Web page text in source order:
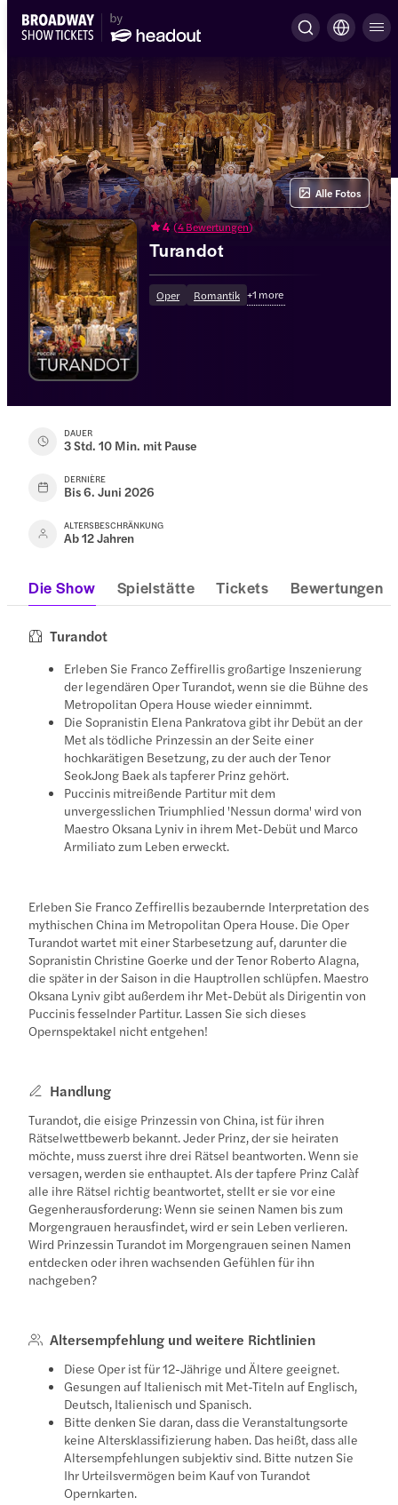
4 (4 Bewertungen)
Turandot
Oper Romantik +1 more
Alle Fotos
DAUER
3 Std. 10 Min. mit Pause
DERNIÈRE
Bis 6. Juni 2026
ALTERSBESCHRÄNKUNG
Ab 12 Jahren
Die Show Spielstätte Tickets Bewertungen
Turandot
Erleben Sie Franco Zeffirellis großartige Inszenierung
der legendären Oper Turandot, wenn sie die Bühne des
Metropolitan Opera House wieder einnimmt.
Die Sopranistin Elena Pankratova gibt ihr Debüt an der
Met als tödliche Prinzessin an der Seite einer
hochkarätigen Besetzung, zu der auch der Tenor
SeokJong Baek als tapferer Prinz gehört.
Puccinis mitreißende Partitur mit dem
unvergesslichen Triumphlied 'Nessun dorma' wird von
Maestro Oksana Lyniv in ihrem Met-Debüt und Marco
Armiliato zum Leben erweckt.
Erleben Sie Franco Zeffirellis bezaubernde Interpretation des
mythischen China im Metropolitan Opera House. Die Oper
Turandot wartet mit einer Starbesetzung auf, darunter die
Sopranistin Christine Goerke und der Tenor Roberto Alagna,
die später in der Saison in die Hauptrollen schlüpfen. Maestro
Oksana Lyniv gibt außerdem ihr Met-Debüt als Dirigentin von
Puccinis fesselnder Partitur. Lassen Sie sich dieses
Opernspektakel nicht entgehen!
Handlung
Turandot, die eisige Prinzessin von China, ist für ihren
Rätselwettbewerb bekannt. Jeder Prinz, der sie heiraten
möchte, muss zuerst ihre drei Rätsel beantworten. Wenn sie
versagen, werden sie enthauptet. Als der tapfere Prinz Calàf
alle ihre Rätsel richtig beantwortet, stellt er sie vor eine
Gegenherausforderung: Wenn sie seinen Namen bis zum
Morgengrauen herausfindet, wird er sein Leben verlieren.
Wird Prinzessin Turandot im Morgengrauen seinen Namen
entdecken oder ihren wachsenden Gefühlen für ihn
nachgeben?
Altersempfehlung und weitere Richtlinien
Diese Oper ist für 12-Jährige und Ältere geeignet.
Gesungen auf Italienisch mit Met-Titeln auf Englisch,
Deutsch, Italienisch und Spanisch.
Bitte denken Sie daran, dass die Veranstaltungsorte
keine Altersklassifizierung haben. Das heißt, dass alle
Altersempfehlungen subjektiv sind. Bitte nutzen Sie
Ihr Urteilsvermögen beim Kauf von Turandot
Opernkarten.